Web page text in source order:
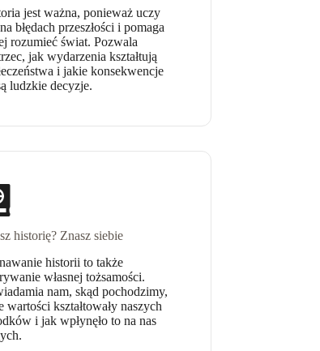
jest ważna, ponieważ uczy
błędach przeszłości i pomaga
rozumieć świat. Pozwala
jak wydarzenia kształtują
i jakie konsekwencje
ludzkie decyzje.
historię? Znasz siebie
historii to także
własnej tożsamości.
nam, skąd pochodzimy,
wartości kształtowały naszych
i jak wpłynęło to na nas